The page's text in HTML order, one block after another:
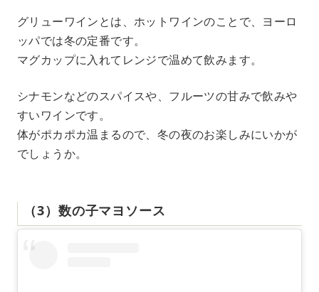
グリューワインとは、ホットワインのことで、ヨーロ
ッパでは冬の定番です。
マグカップに入れてレンジで温めて飲みます。
シナモンなどのスパイスや、フルーツの甘みで飲みや
すいワインです。
体がポカポカ温まるので、冬の夜のお楽しみにいかが
でしょうか。
（3）数の子マヨソース